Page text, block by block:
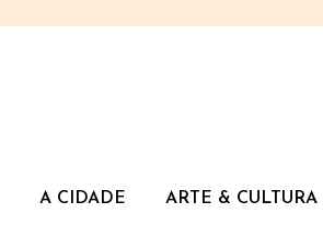
A CIDADE ARTE & CULTURA